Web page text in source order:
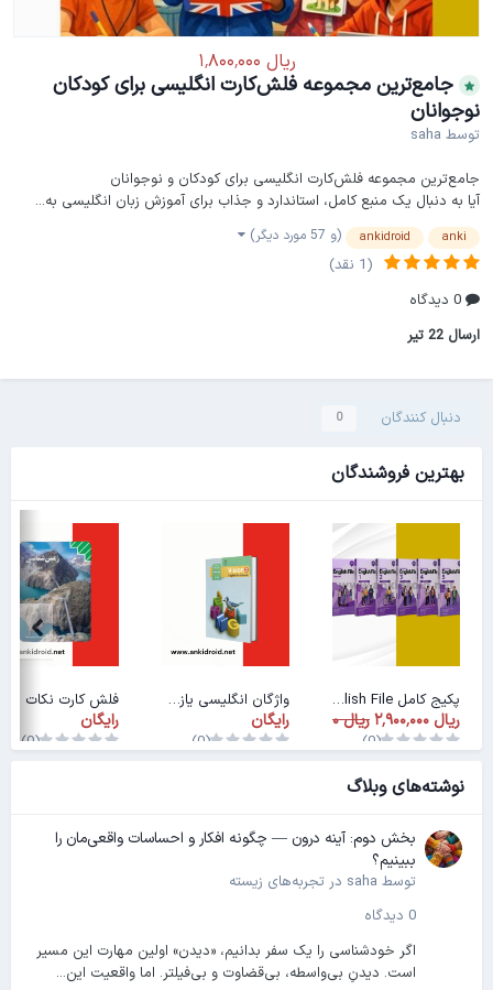
جامع‌ترین مجموعه فلش‌کارت انگلیسی برای کودکان
نوجوانان
توسطsaha
جامع‌ترین مجموعه فلش‌کارت انگلیسی برای کودکان و نوجوانان
آیا به دنبال یک منبع کامل، استاندارد و جذاب برای آموزش زبان انگلیسی به...
anki
ankidroid (و 57 مورد دیگر)
0 دیدگاه
ارسال 22 تیر
دنبال کنندگان 0
بهترین فروشندگان
پکیج کامل American English File
(0)
واژگان انگلیسی یازدهم
رایگان
(0)
رایگان
(0)
نوشته‌های وبلاگ
بخش دوم: آینه درون — چگونه افکار و احساسات واقعی‌مان را
ببینیم؟
توسطsahaدرتجربه‌های زیسته
0 دیدگاه
اگر خودشناسی را یک سفر بدانیم، «دیدن» اولین مهارت این مسیر
است. دیدنِ بی‌واسطه، بی‌قضاوت و بی‌فیلتر. اما واقعیت این...